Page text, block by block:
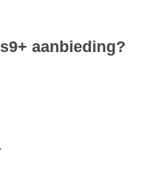
aanbieding?